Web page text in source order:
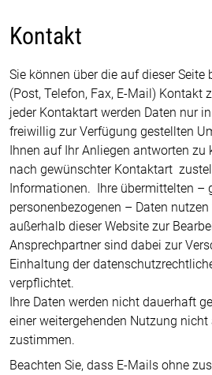
Kontakt
Sie können über die auf dieser Seite
(Post, Telefon, Fax, E-Mail) Kontakt
jeder Kontaktart werden Daten nur
freiwillig zur Verfügung gestellten
Ihnen auf Ihr Anliegen antworten zu
nach gewünschter Kontaktart
Informationen. Ihre übermittelten –
personenbezogenen – Daten
außerhalb dieser Website zur
Ansprechpartner sind dabei zur
Einhaltung der
verpflichtet.
Ihre Daten werden nicht dauerhaft
einer weitergehenden Nutzung
zustimmen.
Beachten Sie, dass E-Mails ohne